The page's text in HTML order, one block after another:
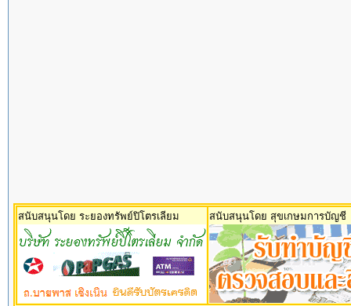
สนับสนุนโดย ระยองทรัพย์ปิโตรเลียม สนับสนุนโดย สุขเกษมการบัญชี